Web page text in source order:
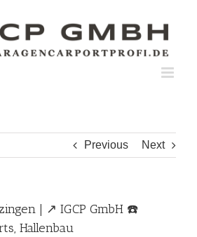
Previous Next
| ↗️ IGCP GmbH ☎️
Hallenbau